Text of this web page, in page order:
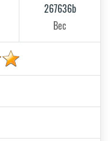
267636b
Вес